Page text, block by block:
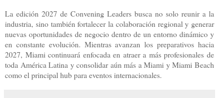
La edición 2027 de Convening Leaders busca no solo reunir a la
industria, sino también fortalecer la colaboración regional y generar
nuevas oportunidades de negocio dentro de un entorno dinámico y
en constante evolución. Mientras avanzan los preparativos hacia
2027, Miami continuará enfocada en atraer a más profesionales de
toda América Latina y consolidar aún más a Miami y Miami Beach
como el principal hub para eventos internacionales.